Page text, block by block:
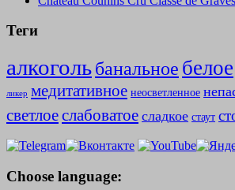
Теги
алкогольбанальное белое
ликер медитативное неосветленное
светлоеслабоватое сладкое стаут
Choose language: